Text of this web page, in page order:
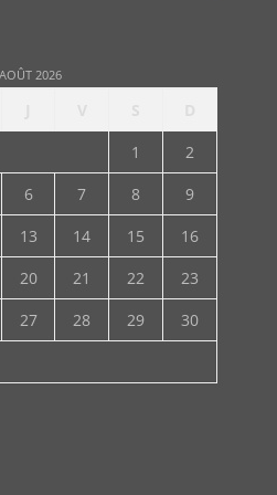
AOÛT 2026
1
2
6 7 8
9
13 14 15
16
20 21 22
23
27 28 29
30